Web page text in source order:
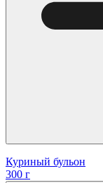
Куриный бульон
300 г